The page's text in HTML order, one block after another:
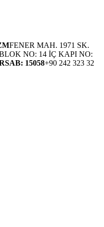
FENER MAH. 1971 SK.
NO: 14 İÇ KAPI NO:
15058+90 242 323 32